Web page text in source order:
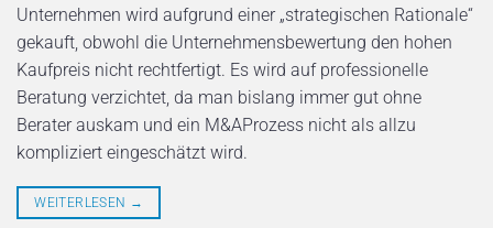
Unternehmen wird aufgrund einer „strate­gischen Rationale“
gekauft, obwohl die Unterneh­mensbewertung den hohen
Kaufpreis nicht rechtfertigt. Es wird auf professionelle
Beratung verzichtet, da man bislang immer gut ohne
Berater auskam und ein M&A­Prozess nicht als allzu
kompliziert eingeschätzt wird.
WEITERLESEN →